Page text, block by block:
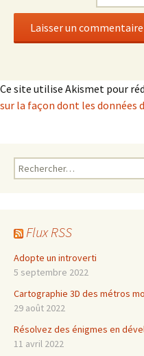
Ce site utilise Akismet pour
sur la façon dont les données
Rechercher :
Flux RSS
Adopte un introverti
5 septembre 2022
Cartographie 3D des métros
29 août 2022
Résolvez des énigmes en
11 avril 2022